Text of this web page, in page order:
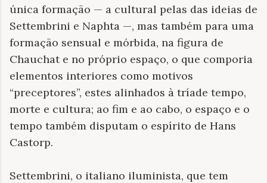
única formação — a cultural pelas das ideias de
Settembrini e Naphta —, mas também para uma
formação sensual e mórbida, na figura de
Chauchat e no próprio espaço, o que comporia
elementos interiores como motivos
“preceptores”, estes alinhados à tríade tempo,
morte e cultura; ao fim e ao cabo, o espaço e o
tempo também disputam o espírito de Hans
Castorp.
Settembrini, o italiano iluminista, que tem